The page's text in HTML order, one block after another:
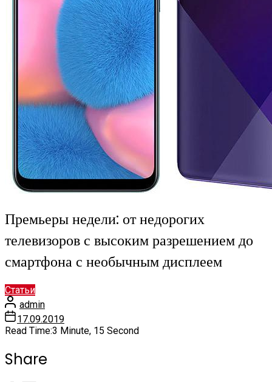
Премьеры недели: от недорогих
телевизоров с высоким разрешением до
смартфона с необычным дисплеем
Статьи
admin
17.09.2019
Read Time:3 Minute, 15 Second
Share